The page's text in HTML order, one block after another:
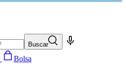
Buscar
Bolsa